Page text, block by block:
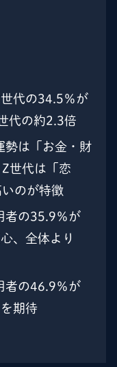
代の34.5％が
代の約2.3倍
勢は「お金・財
世代は「恋
のが特徴
者の35.9％が
、全体より
者の46.9％が
期待